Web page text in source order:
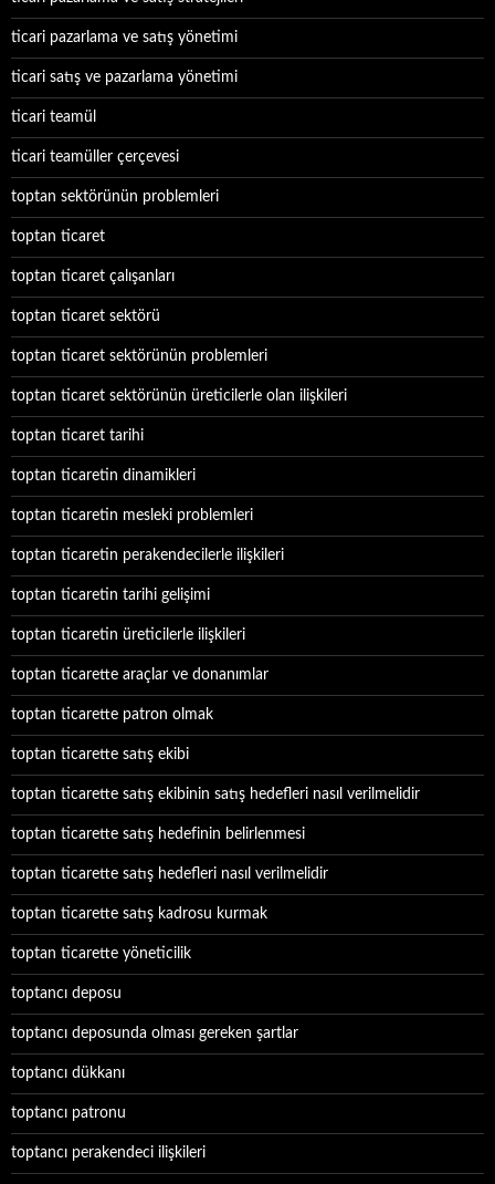
ticari pazarlama ve satış yönetimi
ticari satış ve pazarlama yönetimi
ticari teamül
ticari teamüller çerçevesi
toptan sektörünün problemleri
toptan ticaret
toptan ticaret çalışanları
toptan ticaret sektörü
toptan ticaret sektörünün problemleri
toptan ticaret sektörünün üreticilerle olan ilişkileri
toptan ticaret tarihi
toptan ticaretin dinamikleri
toptan ticaretin mesleki problemleri
toptan ticaretin perakendecilerle ilişkileri
toptan ticaretin tarihi gelişimi
toptan ticaretin üreticilerle ilişkileri
toptan ticarette araçlar ve donanımlar
toptan ticarette patron olmak
toptan ticarette satış ekibi
toptan ticarette satış ekibinin satış hedefleri nasıl verilmelidir
toptan ticarette satış hedefinin belirlenmesi
toptan ticarette satış hedefleri nasıl verilmelidir
toptan ticarette satış kadrosu kurmak
toptan ticarette yöneticilik
toptancı deposu
toptancı deposunda olması gereken şartlar
toptancı dükkanı
toptancı patronu
toptancı perakendeci ilişkileri